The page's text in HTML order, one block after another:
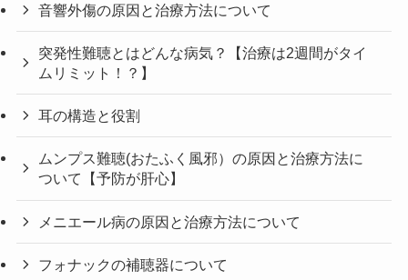
音響外傷の原因と治療方法について
突発性難聴とはどんな病気？【治療は2週間がタイ
ムリミット！？】
耳の構造と役割
ムンプス難聴(おたふく風邪）の原因と治療方法に
ついて【予防が肝心】
メニエール病の原因と治療方法について
フォナックの補聴器について